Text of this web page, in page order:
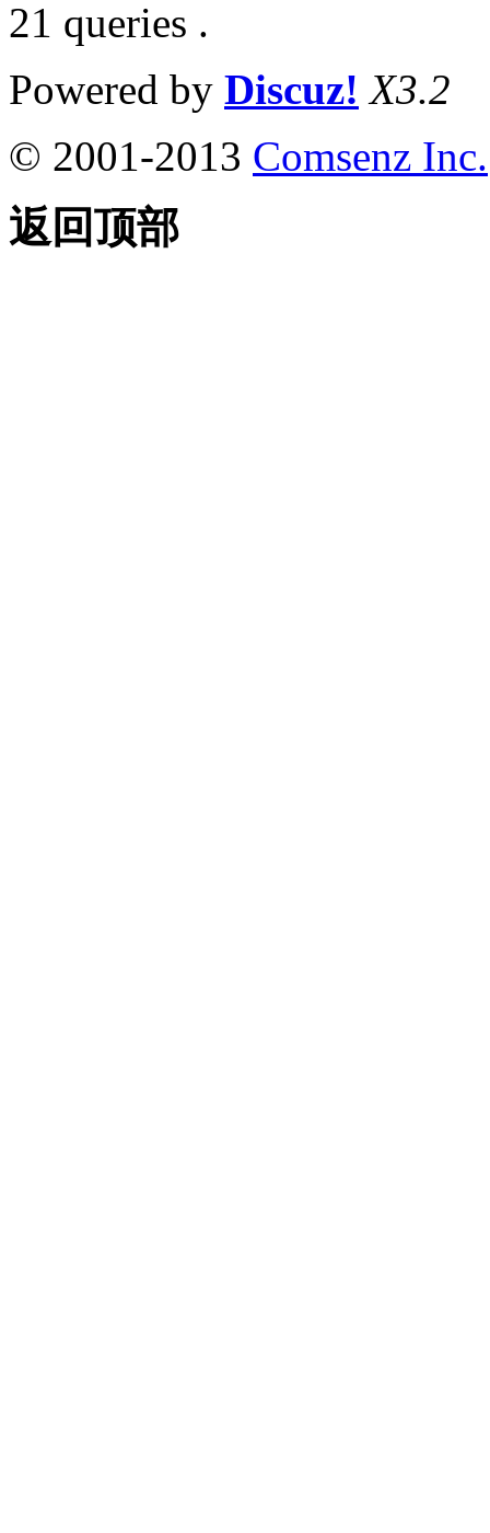
21 queries .
Powered by Discuz! X3.2
© 2001-2013 Comsenz Inc.
返回顶部